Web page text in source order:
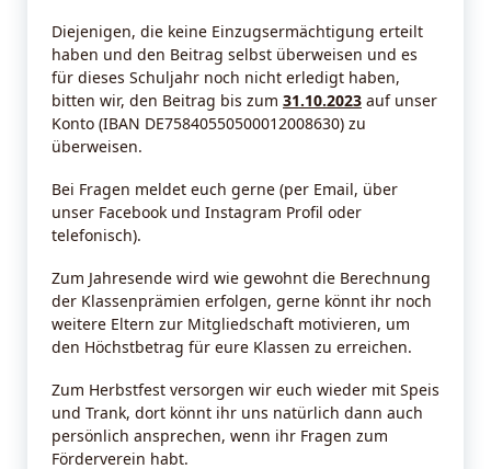
Diejenigen, die keine Einzugsermächtigung erteilt
haben und den Beitrag selbst überweisen und es
für dieses Schuljahr noch nicht erledigt haben,
bitten wir, den Beitrag bis zum 31.10.2023 auf unser
Konto (IBAN DE75840550500012008630) zu
überweisen.
Bei Fragen meldet euch gerne (per Email, über
unser Facebook und Instagram Profil oder
telefonisch).
Zum Jahresende wird wie gewohnt die Berechnung
der Klassenprämien erfolgen, gerne könnt ihr noch
weitere Eltern zur Mitgliedschaft motivieren, um
den Höchstbetrag für eure Klassen zu erreichen.
Zum Herbstfest versorgen wir euch wieder mit Speis
und Trank, dort könnt ihr uns natürlich dann auch
persönlich ansprechen, wenn ihr Fragen zum
Förderverein habt.